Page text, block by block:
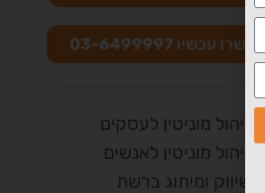
עכשיו 03-6499997
ניהול מוניטין לעסקים
ניהול מוניטין לאנשים
שיווק ומיתוג ברשת